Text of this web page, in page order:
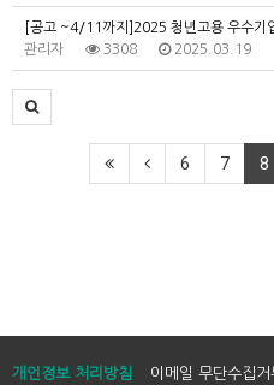
[공고 ~4/11까지]2025 청년고용 우수기
관리자
3308 2025.03.19
6 7 8
개인정보 처리방침 이메일 무단수집거